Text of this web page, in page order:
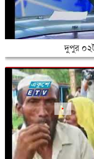
‌দুপুর